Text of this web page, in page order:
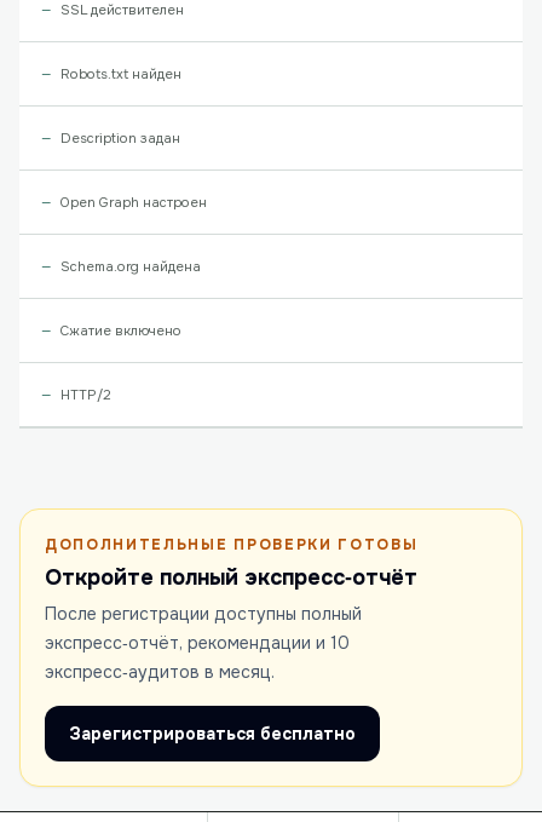
SSL действителен
Robots.txt найден
Description задан
Open Graph настроен
Schema.org найдена
Сжатие включено
HTTP/2
ДОПОЛНИТЕЛЬНЫЕ ПРОВЕРКИ ГОТОВЫ
Откройте полный экспресс‑отчёт
После регистрации доступны полный
экспресс‑отчёт, рекомендации и 10
экспресс‑аудитов в месяц.
Зарегистрироваться бесплатно